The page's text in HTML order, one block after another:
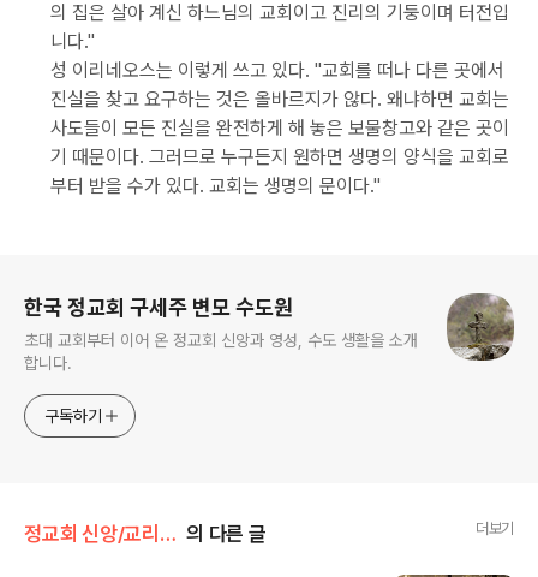
의 집은 살아 계신 하느님의 교회이고 진리의 기둥이며 터전입
니다."
성 이리네오스는 이렇게 쓰고 있다. "교회를 떠나 다른 곳에서
진실을 찾고 요구하는 것은 올바르지가 않다. 왜냐하면 교회는
사도들이 모든 진실을 완전하게 해 놓은 보물창고와 같은 곳이
기 때문이다. 그러므로 누구든지 원하면 생명의 양식을 교회로
부터 받을 수가 있다. 교회는 생명의 문이다."
한국 정교회 구세주 변모 수도원
초대 교회부터 이어 온 정교회 신앙과 영성, 수도 생활을 소개
합니다.
구독하기
정교회 신앙/교리문답 의 다른 글 더보기